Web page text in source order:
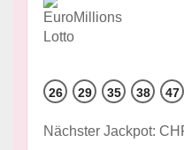
26 29 35 38 47
Nächster Jackpot: